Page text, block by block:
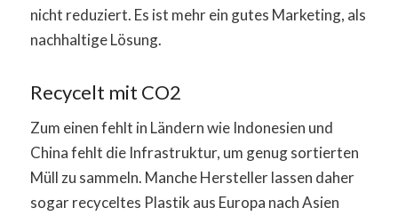
nicht reduziert. Es ist mehr ein gutes Marketing, als
nachhaltige Lösung.
Recycelt mit CO2
Zum einen fehlt in Ländern wie Indonesien und
China fehlt die Infrastruktur, um genug sortierten
Müll zu sammeln. Manche Hersteller lassen daher
sogar recyceltes Plastik aus Europa nach Asien